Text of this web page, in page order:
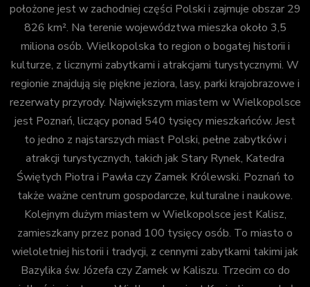
położone jest w zachodniej części Polski i zajmuje obszar 29
826 km². Na terenie województwa mieszka około 3,5
miliona osób. Wielkopolska to region o bogatej historii i
kulturze, z licznymi zabytkami i atrakcjami turystycznymi. W
regionie znajdują się piękne jeziora, lasy, parki krajobrazowe i
rezerwaty przyrody. Największym miastem w Wielkopolsce
jest Poznań, liczący ponad 540 tysięcy mieszkańców. Jest
to jedno z najstarszych miast Polski, pełne zabytków i
atrakcji turystycznych, takich jak Stary Rynek, Katedra
Świętych Piotra i Pawła czy Zamek Królewski. Poznań to
także ważne centrum gospodarcze, kulturalne i naukowe.
Kolejnym dużym miastem w Wielkopolsce jest Kalisz,
zamieszkany przez ponad 100 tysięcy osób. To miasto o
wieloletniej historii i tradycji, z cennymi zabytkami takimi jak
Bazylika św. Józefa czy Zamek w Kaliszu. Trzecim co do